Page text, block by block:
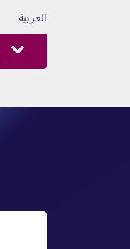
العربية